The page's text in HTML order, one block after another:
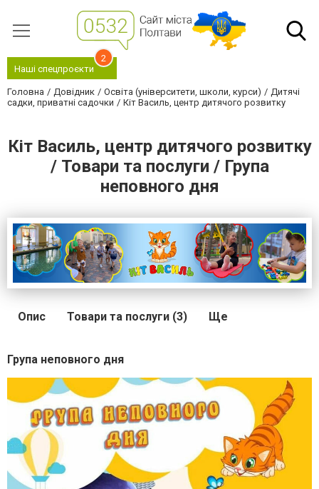
Наші спецпроєкти
2
Головна Довідник Освіта (університети, школи, курси)
Дитячі
садки, приватні садочки
Кіт Василь, центр дитячого розвитку
Кіт Василь, центр дитячого розвитку
/ Товари та послуги / Група
неповного дня
Опис Товари та послуги (3) Ще
Група неповного дня